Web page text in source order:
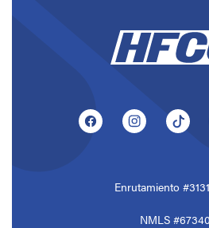
(Opens in a new
(Opens in a
Enrutamiento
NMLS